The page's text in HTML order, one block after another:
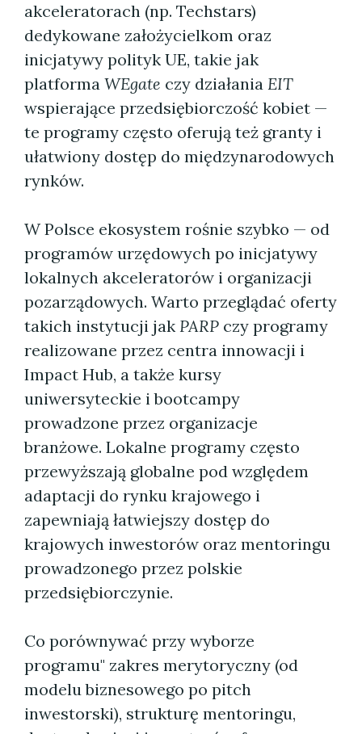
akceleratorach (np. Techstars)
dedykowane założycielkom oraz
inicjatywy polityk UE, takie jak
platforma WEgate czy działania EIT
wspierające przedsiębiorczość kobiet —
te programy często oferują też granty i
ułatwiony dostęp do międzynarodowych
rynków.
W Polsce ekosystem rośnie szybko — od
programów urzędowych po inicjatywy
lokalnych akceleratorów i organizacji
pozarządowych. Warto przeglądać oferty
takich instytucji jak PARP czy programy
realizowane przez centra innowacji i
Impact Hub, a także kursy
uniwersyteckie i bootcampy
prowadzone przez organizacje
branżowe. Lokalne programy często
przewyższają globalne pod względem
adaptacji do rynku krajowego i
zapewniają łatwiejszy dostęp do
krajowych inwestorów oraz mentoringu
prowadzonego przez polskie
przedsiębiorczynie.
Co porównywać przy wyborze
programu" zakres merytoryczny (od
modelu biznesowego po pitch
inwestorski), strukturę mentoringu,